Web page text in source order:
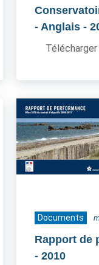
- Anglais -
Documents
Rapport de
- 2010